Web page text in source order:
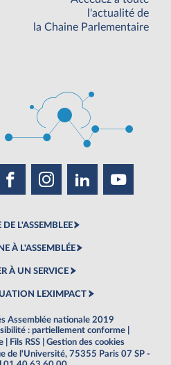
l'actualité de
la Chaine Parlementaire
L'ASSEMBLEE
À L'ASSEMBLÉE
À UN SERVICE
LEXIMPACT
Assemblée nationale 2019
: partiellement conforme
Fils RSS
Gestion des cookies
de l'Université, 75355 Paris 07 SP -